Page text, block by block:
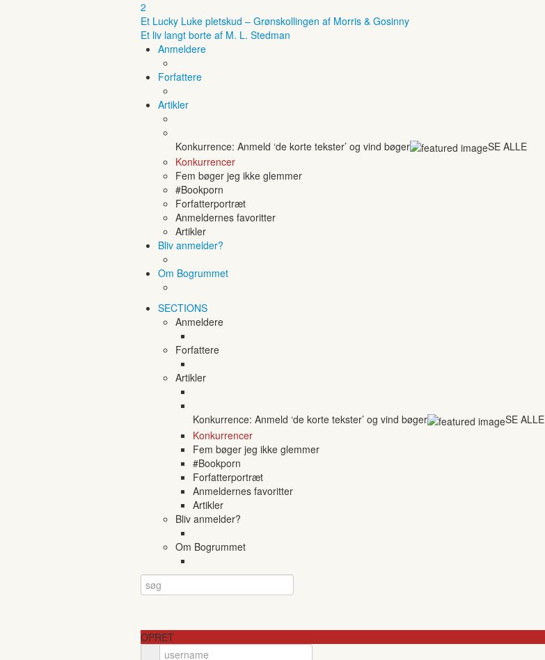
2
Et Lucky Luke pletskud – Grønskollingen af Morris & Gosinny
Et liv langt borte af M. L. Stedman
Anmeldere
Forfattere
Artikler
Konkurrence: Anmeld ‘de korte tekster’ og vind bøger
SE ALLE
Konkurrencer
Fem bøger jeg ikke glemmer
#Bookporn
Forfatterportræt
Anmeldernes favoritter
Artikler
Bliv anmelder?
Om Bogrummet
SECTIONS
Anmeldere
Forfattere
Artikler
Konkurrence: Anmeld ‘de korte tekster’ og vind bøger
SE ALLE
Konkurrencer
Fem bøger jeg ikke glemmer
#Bookporn
Forfatterportræt
Anmeldernes favoritter
Artikler
Bliv anmelder?
Om Bogrummet
OPRET